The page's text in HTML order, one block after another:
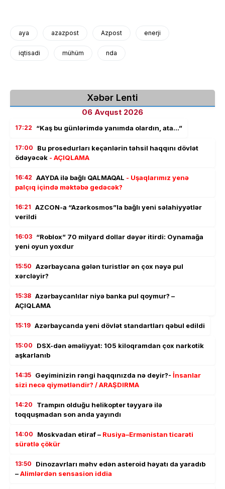
aya azazpost Azpost enerji
iqtisadi mühüm nda
Xəbər Lenti
06 Avqust 2026
17:22 “Kaş bu günlərimdə yanımda olardın, ata…”
17:00
Bu prosedurları keçənlərin təhsil haqqını dövlət
ödəyəcək - AÇIQLAMA
16:42 AAYDA ilə bağlı QALMAQAL - Uşaqlarımız yenə
palçıq içində məktəbə gedəcək?
16:21 AZCON-a “Azərkosmos”la bağlı yeni səlahiyyətlər
verildi
16:03 “Roblox” 70 milyard dollar dəyər itirdi: Oynamağa
yeni oyun yoxdur
15:50 Azərbaycana gələn turistlər ən çox nəyə pul
xərcləyir?
15:38 Azərbaycanlılar niyə banka pul qoymur? –
AÇIQLAMA
15:19 Azərbaycanda yeni dövlət standartları qəbul edildi
15:00
DSX-dən əməliyyat: 105 kiloqramdan çox narkotik
aşkarlanıb
14:35 Geyiminizin rəngi haqqınızda nə deyir?- İnsanlar
sizi necə qiymətləndir? / ARAŞDIRMA
14:20
Trampın olduğu helikopter təyyarə ilə
toqquşmadan son anda yayındı
14:00 Moskvadan etiraf – Rusiya–Ermənistan ticarəti
sürətlə çökür
13:50
Dinozavrları məhv edən asteroid həyatı da yaradıb
–Alimlərdən sensasion iddia